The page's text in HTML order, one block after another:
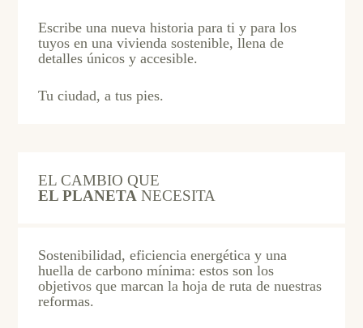
Escribe una nueva historia para ti y para los
tuyos en una vivienda sostenible, llena de
detalles únicos y accesible.
Tu ciudad, a tus pies.
EL CAMBIO QUE
EL PLANETA NECESITA
Sostenibilidad, eficiencia energética y una
huella de carbono mínima: estos son los
objetivos que marcan la hoja de ruta de nuestras
reformas.